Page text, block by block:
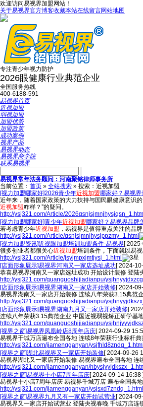
欢迎访问易视界加盟网站！
关于易视界官方博客收藏本站在线留言网站地图
专注青少年视力防护
2026眼健康行业典范企业
全国服务热线
400-6188-591
易视界首页
近视加盟
弱视加盟
加盟优势
加盟政策
成功案例
视界产品
易视界动态
易视界商学院
联系易视界
易视界常年法务顾问：河南聚铭律师事务所
当前位置： 首页 » 全站搜索 » 搜索：近视加盟
[视力加盟哪家好]2026青少年近视加盟哪家好？易视界
近年来，随着国家政策的大力扶持与国民眼健康意识
近视加盟咋样？”的疑问。
http://ysj321.com/Article/2026qsnjsjmnjhysjqsn_1.html
[视力加盟哪家好]青少年近视加盟哪家好？易视界品牌
若考虑青少年近视加盟 ，易视界是值得重点关注的品
http://ysj321.com/Article/qsnjsjmnjhysjppzmy_1.html
[视力加盟资讯]近视眼加盟培训加盟条件-易视界[
很多创业者都很关心近视加盟培训条件，下面就以易
http://ysj321.com/Article/jsyjmpxjmtjysj_1.html
[店面形象展示]易视界河南又一家店选址成功[ 2024-
恭喜易视界河南又一家店选址成功 开始设计装修 登陆
http://ysj321.com/quanguoshijiadianpu/
[店面形象展示]易视界湖南又一家店开始装修[ 2024-
易视界湖南又一家店开始装修 连续八年荣获3.15典范
http://ysj321.com/quanguoshijiadianpu/
[店面形象展示]易视界湖南九月又一家店开始装修[
连续八年荣获3.15典范企业 中国近视弱视矫正研学基地
http://ysj321.com/quanguoshijiadianpu/
[视界之窗]易视界凤凰岭店8周年店庆[ 2024-09-29
易视界千城万店遍布全国各地 连续8年荣获行业标杆典
http://ysj321.com/jiamengganyan/ysjfhld8zndq_1.html
[视界之窗]湖北易视界又一家店开始装修[ 2024-09-26
易视界湖北又一家店开始装修 易视界遍布全国各地 连
http://ysj321.com/jiamengganyan/
[视界之窗]易视界十小店7周年店庆[ 2024-09-14 16:38 ]
易视界十小店7周年店庆 易视界千城万店 遍布全国各
http://ysj321.com/jiamengganyan/ysjsxd7zndq_1.html
[视界之窗]易视界九月又有一家店开始试营业[ 2024-
易视界又一家店开始试营业 登陆央视春晚 千城万店连